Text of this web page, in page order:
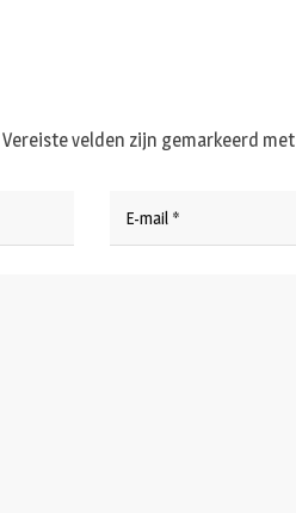
Vereiste velden zijn gemarkeerd met